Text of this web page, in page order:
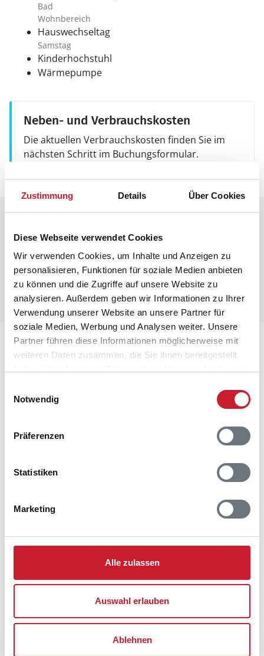
Zustimmung Details Über Cookies
Diese Webseite verwendet Cookies
Wir verwenden Cookies, um Inhalte und Anzeigen zu
personalisieren, Funktionen für soziale Medien anbieten
zu können und die Zugriffe auf unsere Website zu
analysieren. Außerdem geben wir Informationen zu Ihrer
Verwendung unserer Website an unsere Partner für
soziale Medien, Werbung und Analysen weiter. Unsere
Partner führen diese Informationen möglicherweise mit
weiteren Daten zusammen, die Sie ihnen bereitgestellt
Notwendig
Präferenzen
Statistiken
Marketing
Alle zulassen
Auswahl erlauben
Ablehnen
Bad
Wohnbereich
Hauswechseltag
Samstag
Kinderhochstuhl
Wärmepumpe
Neben- und Verbrauchskosten
Die aktuellen Verbrauchskosten finden Sie im
nächsten Schritt im Buchungsformular.
Lageplan
Adresse
Vandflodvej 2, 30
6857 Blåvand